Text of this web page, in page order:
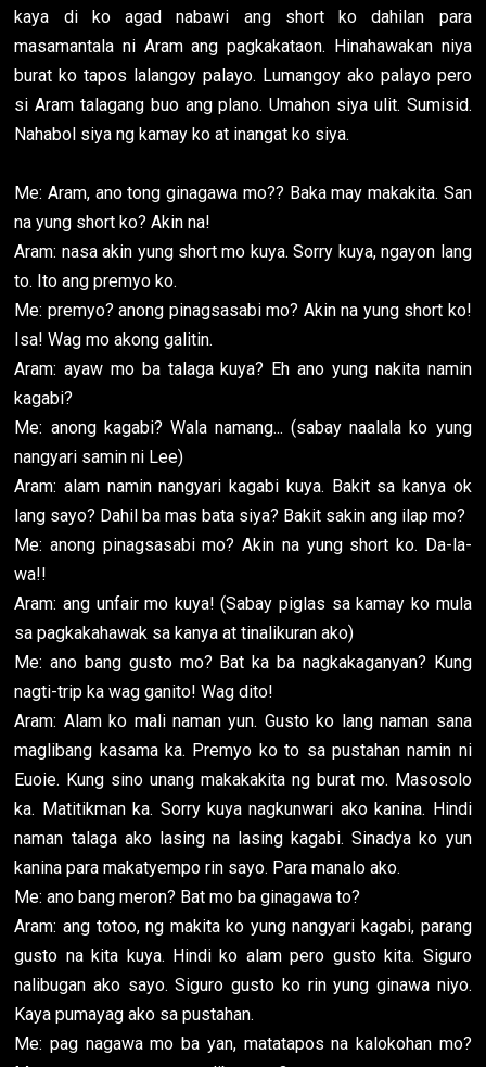
kaya di ko agad nabawi ang short ko dahilan para
masamantala ni Aram ang pagkakataon. Hinahawakan niya
burat ko tapos lalangoy palayo. Lumangoy ako palayo pero
si Aram talagang buo ang plano. Umahon siya ulit. Sumisid.
Nahabol siya ng kamay ko at inangat ko siya.
Me: Aram, ano tong ginagawa mo?? Baka may makakita. San
na yung short ko? Akin na!
Aram: nasa akin yung short mo kuya. Sorry kuya, ngayon lang
to. Ito ang premyo ko.
Me: premyo? anong pinagsasabi mo? Akin na yung short ko!
Isa! Wag mo akong galitin.
Aram: ayaw mo ba talaga kuya? Eh ano yung nakita namin
kagabi?
Me: anong kagabi? Wala namang... (sabay naalala ko yung
nangyari samin ni Lee)
Aram: alam namin nangyari kagabi kuya. Bakit sa kanya ok
lang sayo? Dahil ba mas bata siya? Bakit sakin ang ilap mo?
Me: anong pinagsasabi mo? Akin na yung short ko. Da-la-
wa!!
Aram: ang unfair mo kuya! (Sabay piglas sa kamay ko mula
sa pagkakahawak sa kanya at tinalikuran ako)
Me: ano bang gusto mo? Bat ka ba nagkakaganyan? Kung
nagti-trip ka wag ganito! Wag dito!
Aram: Alam ko mali naman yun. Gusto ko lang naman sana
maglibang kasama ka. Premyo ko to sa pustahan namin ni
Euoie. Kung sino unang makakakita ng burat mo. Masosolo
ka. Matitikman ka. Sorry kuya nagkunwari ako kanina. Hindi
naman talaga ako lasing na lasing kagabi. Sinadya ko yun
kanina para makatyempo rin sayo. Para manalo ako.
Me: ano bang meron? Bat mo ba ginagawa to?
Aram: ang totoo, ng makita ko yung nangyari kagabi, parang
gusto na kita kuya. Hindi ko alam pero gusto kita. Siguro
nalibugan ako sayo. Siguro gusto ko rin yung ginawa niyo.
Kaya pumayag ako sa pustahan.
Me: pag nagawa mo ba yan, matatapos na kalokohan mo?